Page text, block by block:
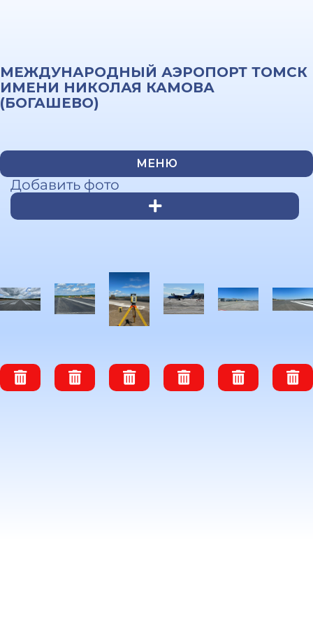
МЕЖДУНАРОДНЫЙ АЭРОПОРТ ТОМСК
ИМЕНИ НИКОЛАЯ КАМОВА
(БОГАШЕВО)
МЕНЮ
Добавить фото